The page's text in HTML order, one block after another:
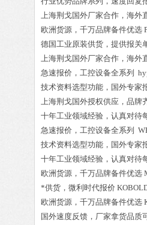
上海荆戈国外厂家合作，海外
欧洲货源，千万品牌备件优选
德国工业原装供货，提供报关
上海荆戈国外厂家合作，海外
急速报价，工控设备全系列
技术资料选型功能，国外专家
上海荆戈国外授权供应，品牌
十年工业领域经验，认真对待
急速报价，工控设备全系列
技术资料选型功能，国外专家
十年工业领域经验，认真对待
欧洲货源，千万品牌备件优选
*供货，微利时代报价
欧洲货源，千万品牌备件优选
国外速度反馈，厂家拿货品质